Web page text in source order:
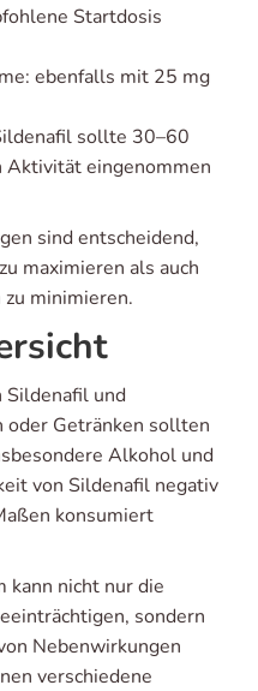
Startdosis
ebenfalls mit 25 mg
sollte 30–60
eingenommen
sind entscheidend,
maximieren als auch
minimieren.
und
Getränken sollten
Alkohol und
von Sildenafil negativ
konsumiert
kann nicht nur die
sondern
Nebenwirkungen
verschiedene